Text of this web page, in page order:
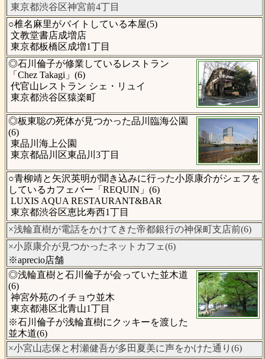
東京都渋谷区神宮前4丁目
○椎名麻里がバイトしている本屋(5)
文教堂書店成増店
東京都板橋区成増1丁目
◎石川倫子が修業しているレストラン
「Chez Takagi」(6)
代官山レストラン シェ・リュイ
東京都渋谷区猿楽町
◎板東聡の死体が見つかった品川臨海公園
(6)
東品川海上公園
東京都品川区東品川3丁目
○青柳靖と矢沢英明が聞き込みに行った小原康介がシェフを
しているカフェバー「REQUIN」(6)
LUXIS AQUA RESTAURANT&BAR
東京都渋谷区恵比寿西1丁目
×浅輪直樹が電話をかけてきた帝都銀行の神保町支店前(6)
×小原康介が見つかったネットカフェ(6)
※aprecio店舗
◎浅輪直樹と石川倫子が会っていた並木道
(6)
神宮外苑のイチョウ並木
東京都港区北青山1丁目
※石川倫子が浅輪直樹にクッキーを渡した
並木道(6)
×小宮山志保と村瀬健吾が多田夏美に声をかけた通り(6)